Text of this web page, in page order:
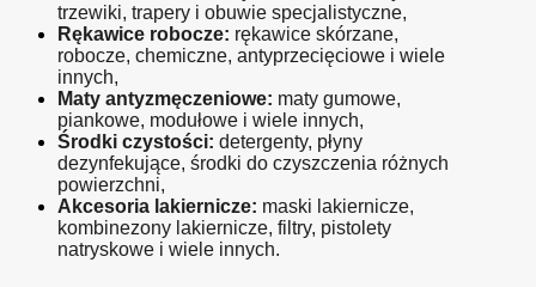
trzewiki, trapery i obuwie specjalistyczne,
Rękawice robocze: rękawice skórzane,
robocze, chemiczne, antyprzecięciowe i wiele
innych,
Maty antyzmęczeniowe: maty gumowe,
piankowe, modułowe i wiele innych,
Środki czystości: detergenty, płyny
dezynfekujące, środki do czyszczenia różnych
powierzchni,
Akcesoria lakiernicze: maski lakiernicze,
kombinezony lakiernicze, filtry, pistolety
natryskowe i wiele innych.